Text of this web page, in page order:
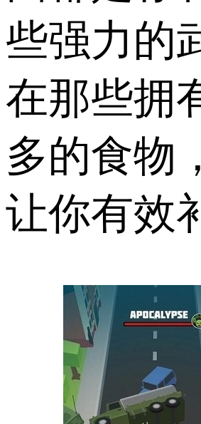
些强力的
在那些拥
多的食物
让你有效